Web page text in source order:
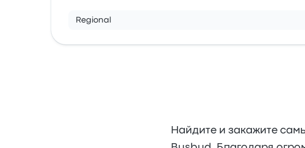
Regional
Найдите и закажите